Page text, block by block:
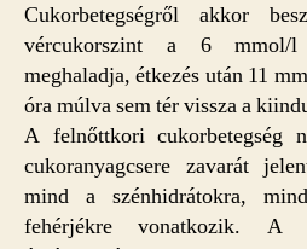
Cukorbetegségről akkor
vércukorszint a 6 mmol/l
meghaladja, étkezés után 11
óra múlva sem tér vissza a
A felnőttkori cukorbetegség
cukoranyagcsere zavarát
mind a szénhidrátokra,
fehérjékre vonatkozik.